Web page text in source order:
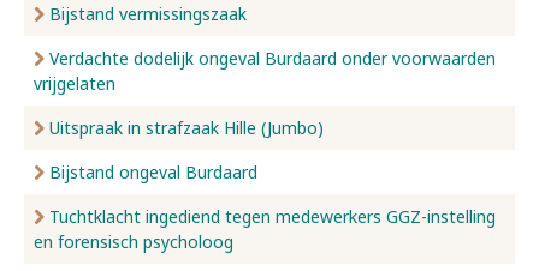
Bijstand vermissingszaak
Verdachte dodelijk ongeval Burdaard onder voorwaarden
vrijgelaten
Uitspraak in strafzaak Hille (Jumbo)
Bijstand ongeval Burdaard
Tuchtklacht ingediend tegen medewerkers GGZ-instelling
en forensisch psycholoog